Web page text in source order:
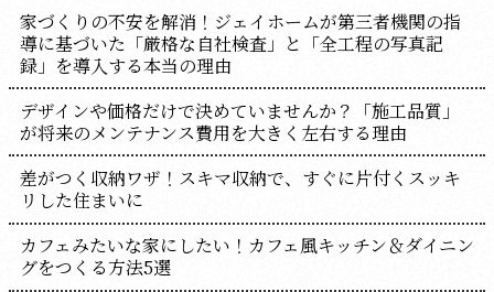
家づくりの不安を解消！ジェイホームが第三者機関の指
導に基づいた「厳格な自社検査」と「全工程の写真記
録」を導入する本当の理由
デザインや価格だけで決めていませんか？「施工品質」
が将来のメンテナンス費用を大きく左右する理由
差がつく収納ワザ！スキマ収納で、すぐに片付くスッキ
リした住まいに
カフェみたいな家にしたい！カフェ風キッチン＆ダイニン
グをつくる方法5選